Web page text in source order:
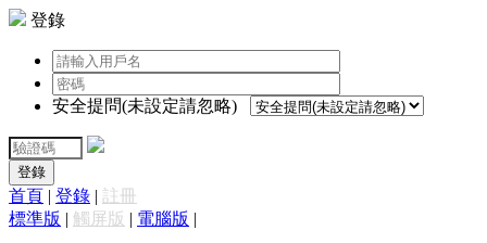
登錄
安全提問(未設定請忽略)
登錄
首頁 | 登錄 | 註冊
標準版 | 觸屏版 | 電腦版 |